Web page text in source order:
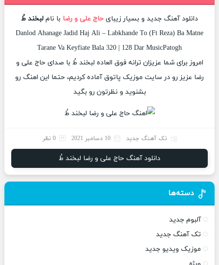
دانلود آهنگ جدید و بسیار زیبای حاج علی و رضا با نام لبخند طُ
Danlod Ahanage Jadid Haj Ali – Labkhande To (Ft Reza) Ba Matne
Tarane Va Keyfiate Bala 320 | 128 Dar MusicPatogh
امروز برای شما عزیزان ترانه فوق العاده لبخند طُ با صدای حاج علی و
رضا عزیز رو در سایت موزیک پاتوق آماده کردیم، حتما این اهنگ رو
بشنوید و نظرتون رو بگید
تک آهنگ جدید 10 دسامبر 2021 0 نظر
دانلود آهنگ حاج علی و رضا لبخند طُ
دسته‌ها
آلبوم جدید
تک آهنگ جدید
موزیک ویدیو جدید